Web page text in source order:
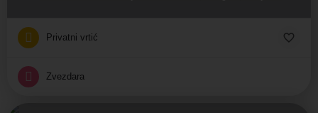
Privatni vrtić
Zvezdara